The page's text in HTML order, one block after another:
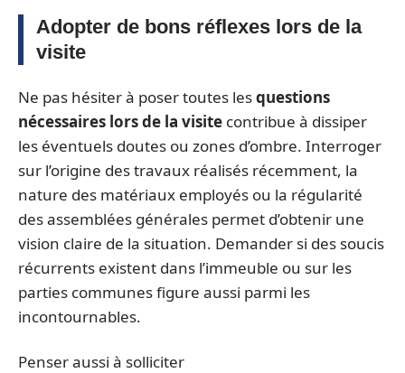
Adopter de bons réflexes lors de la
visite
Ne pas hésiter à poser toutes lesquestions
nécessaires lors de la visite contribue à dissiper
les éventuels doutes ou zones d’ombre. Interroger
sur l’origine des travaux réalisés récemment, la
nature des matériaux employés ou la régularité
des assemblées générales permet d’obtenir une
vision claire de la situation. Demander si des soucis
récurrents existent dans l’immeuble ou sur les
parties communes figure aussi parmi les
incontournables.
Penser aussi à solliciter